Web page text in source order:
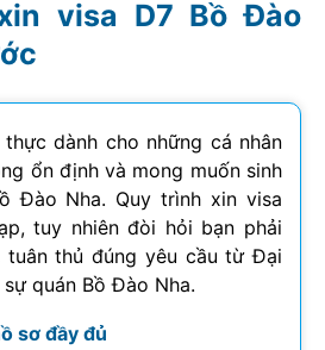
visa D7 Bồ Đào
dành cho những cá nhân
ổn định và mong muốn sinh
Đào Nha. Quy trình xin visa
tuy nhiên đòi hỏi bạn phải
tuân thủ đúng yêu cầu từ Đại
quán Bồ Đào Nha.
sơ đầy đủ